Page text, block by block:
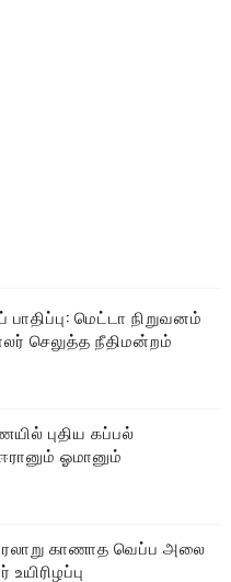
மெட்டா நிறுவனம்
செலுத்த நீதிமன்றம்
புதிய கப்பல்
ஓமானும்
காணாத வெப்ப அலை